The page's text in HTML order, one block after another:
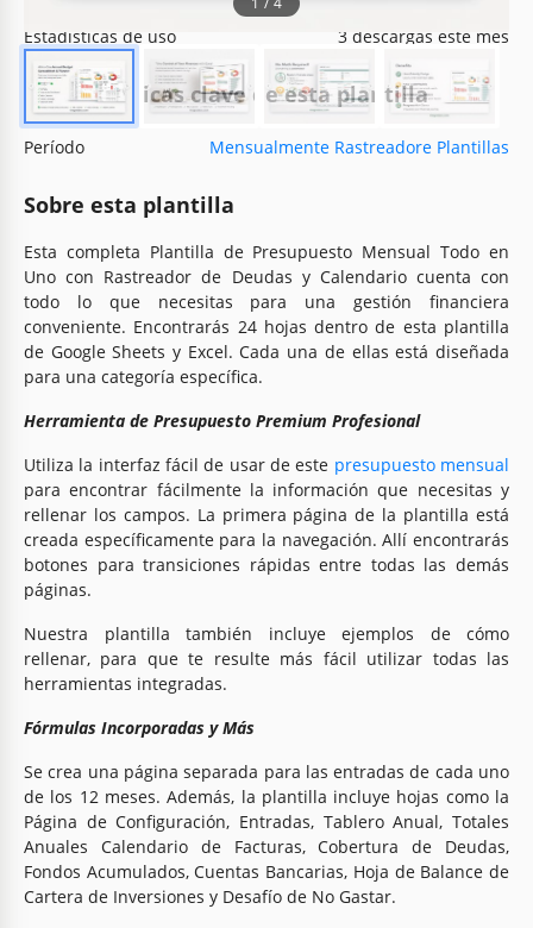
Estadísticas de uso
3 descargas este mes
Características clave de esta plantilla
Período Mensualmente Rastreadore Plantillas
Sobre esta plantilla
Esta completa Plantilla de Presupuesto Mensual Todo en
Uno con Rastreador de Deudas y Calendario cuenta con
todo lo que necesitas para una gestión financiera
conveniente. Encontrarás 24 hojas dentro de esta plantilla
de Google Sheets y Excel. Cada una de ellas está diseñada
para una categoría específica.
Herramienta de Presupuesto Premium Profesional
Utiliza la interfaz fácil de usar de este presupuesto mensual
para encontrar fácilmente la información que necesitas y
rellenar los campos. La primera página de la plantilla está
creada específicamente para la navegación. Allí encontrarás
botones para transiciones rápidas entre todas las demás
páginas.
Nuestra plantilla también incluye ejemplos de cómo
rellenar, para que te resulte más fácil utilizar todas las
herramientas integradas.
Fórmulas Incorporadas y Más
Se crea una página separada para las entradas de cada uno
de los 12 meses. Además, la plantilla incluye hojas como la
Página de Configuración, Entradas, Tablero Anual, Totales
Anuales Calendario de Facturas, Cobertura de Deudas,
Fondos Acumulados, Cuentas Bancarias, Hoja de Balance de
Cartera de Inversiones y Desafío de No Gastar.